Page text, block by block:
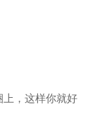
上，这样你就好